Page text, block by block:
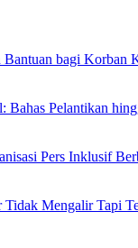
bagi Korban
Pelantikan
Pers Inklusif
Mengalir Tapi